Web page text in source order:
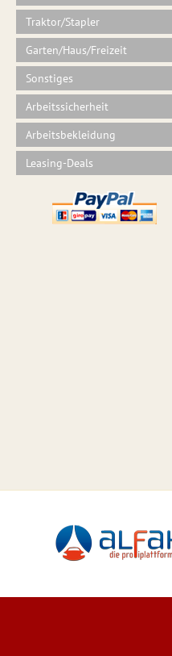
Traktor/Stapler
Garten/Haus/Freizeit
Sonstiges
Arbeitssicherheit
Arbeitsbekleidung
Leasing-Deals